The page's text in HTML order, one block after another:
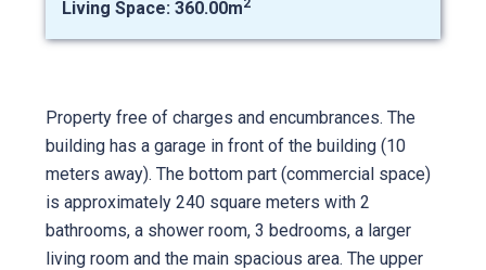
Living Space: 360.00m2
Property free of charges and encumbrances. The
building has a garage in front of the building (10
meters away). The bottom part (commercial space)
is approximately 240 square meters with 2
bathrooms, a shower room, 3 bedrooms, a larger
living room and the main spacious area. The upper